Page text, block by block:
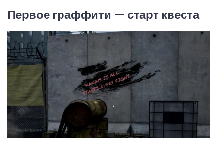
Первое граффити — старт квеста